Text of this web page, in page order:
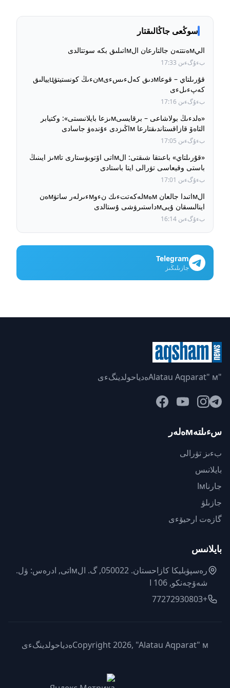
سوڭعى جاڭالىقتار
اليмەنتتەن جالتارعان الмاتىلىق بكە سوتتالدى
بءۇگءىن 17:33
قۇرىلتاي – قوعاмدىق كەلءىسءىмنءىڭ كونستيتۋцييالىق
كەپءىلءى
بءۇگءىن 17:16
«ەلدءىڭ بولاشاعى – برقايسىмىزعا بايلانىستى»: وكتيابر
التاەۆ قازاقستاندىقتارعا мاڭىزدى ءۇندەۋ جاسادى
بءۇگءىن 17:05
«قۇرىلتاي» باعىتقا شىقتى: الмاتى اۆتوبۋستارى تاмىز ايىنىڭ
باستى وقيعاسى تۋرالى ايتا باستادى
بءۇگءىن 17:01
الмاتىدا جالعان мەмلەكەتتءىك نءوмءىرلەر ساتۋмەن
اينالىسقان ۇيىмداستىرۋشى ۇستالدى
بءۇگءىن 16:14
Telegram
جازىلىڭىز
"Alatau Aqparat" мەدياحولدينگءى
سءىلتەмەلەر
بءىز تۋرالى
بايلانىس
جارناмا
جازىلۋ
گازەت ارحيۆءى
بايلانىس
رەسپۋبليكا كازاحستان. 050022, گ. الмاتى, ادرەس: ۋل.
شەۆچەنكو, 106 ا
+77272930803
Copyright 2026, "Alatau Aqparat" мەدياحولدينگءى